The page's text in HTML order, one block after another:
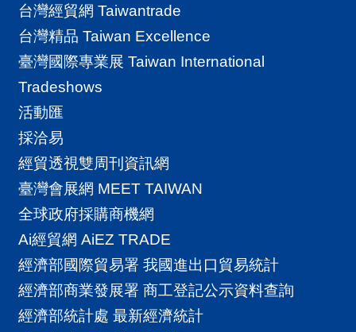
台灣經貿網 Taiwantrade
台灣精品 Taiwan Excellence
臺灣國際專業展 Taiwan International
Tradeshows
活動匯
採洽易
經貿透視雙周刊資訊網
臺灣會展網 MEET TAIWAN
全球政府採購商機網
Ai經貿網 AiEZ TRADE
經濟部國際貿易署 我國進出口貿易統計
經濟部商業發展署 商工登記公示資料查詢
經濟部統計處 最新經濟統計